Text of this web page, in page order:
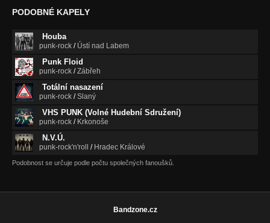
PODOBNÉ KAPELY
Houba
punk-rock / Ústí nad Labem
Punk Floid
punk-rock /Zábřeh
Totální nasazení
punk-rock /Slaný
VHS PUNK (Volné Hudební Sdružení)
punk-rock / Krkonoše
N.V.Ú.
punk-rock'n'roll / Hradec Králové
Podobnost se určuje podle počtu společných fanoušků.
Bandzone.cz